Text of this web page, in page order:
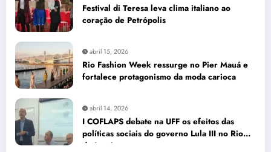
Festival di Teresa leva clima italiano ao
coração de Petrópolis
abril 15, 2026
Rio Fashion Week ressurge no Pier Mauá e
fortalece protagonismo da moda carioca
abril 14, 2026
I COFLAPS debate na UFF os efeitos das
políticas sociais do governo Lula III no Rio
de Janeiro